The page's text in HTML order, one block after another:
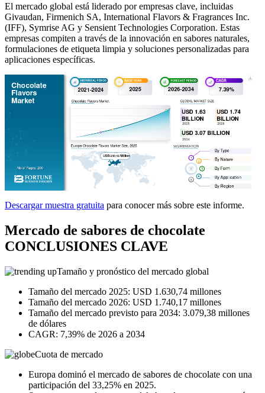
El mercado global está liderado por empresas clave, incluidas
Givaudan, Firmenich SA, International Flavors & Fragrances Inc.
(IFF), Symrise AG y Sensient Technologies Corporation. Estas
empresas compiten a través de la innovación en sabores naturales,
formulaciones de etiqueta limpia y soluciones personalizadas para
aplicaciones específicas.
Descargar muestra gratuita para conocer más sobre este informe.
Mercado de sabores de chocolate
CONCLUSIONES CLAVE
Tamaño y pronóstico del mercado global
Tamaño del mercado 2025: USD 1.630,74 millones
Tamaño del mercado 2026: USD 1.740,17 millones
Tamaño del mercado previsto para 2034: 3.079,38 millones
de dólares
CAGR: 7,39% de 2026 a 2034
Cuota de mercado
Europa dominó el mercado de sabores de chocolate con una
participación del 33,25% en 2025.